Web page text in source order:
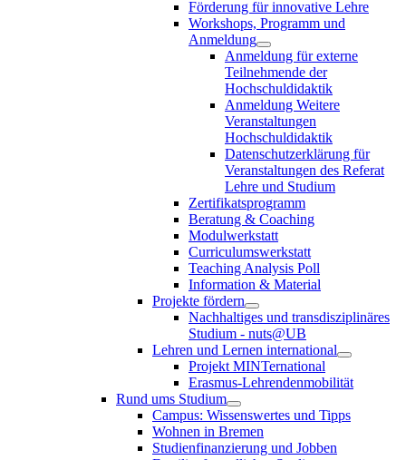
Förderung für innovative Lehre
Workshops, Programm und
Anmeldung
Anmeldung für externe
Teilnehmende der
Hochschuldidaktik
Anmeldung Weitere
Veranstaltungen
Hochschuldidaktik
Datenschutzerklärung für
Veranstaltungen des Referat
Lehre und Studium
Zertifikatsprogramm
Beratung & Coaching
Modulwerkstatt
Curriculumswerkstatt
Teaching Analysis Poll
Information & Material
Projekte fördern
Nachhaltiges und transdisziplinäres
Studium - nuts@UB
Lehren und Lernen international
Projekt MINTernational
Erasmus-Lehrendenmobilität
Rund ums Studium
Campus: Wissenswertes und Tipps
Wohnen in Bremen
Studienfinanzierung und Jobben